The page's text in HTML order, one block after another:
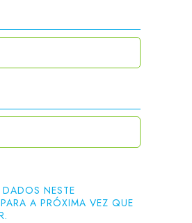
DADOS NESTE
A PRÓXIMA VEZ QUE